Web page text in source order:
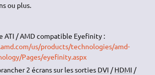
ou plus.
ATI / AMD compatible Eyefinity :
us/products/technologies/amd-
Pages/eyefinity.aspx
2 écrans sur les sorties DVI /HDMI /